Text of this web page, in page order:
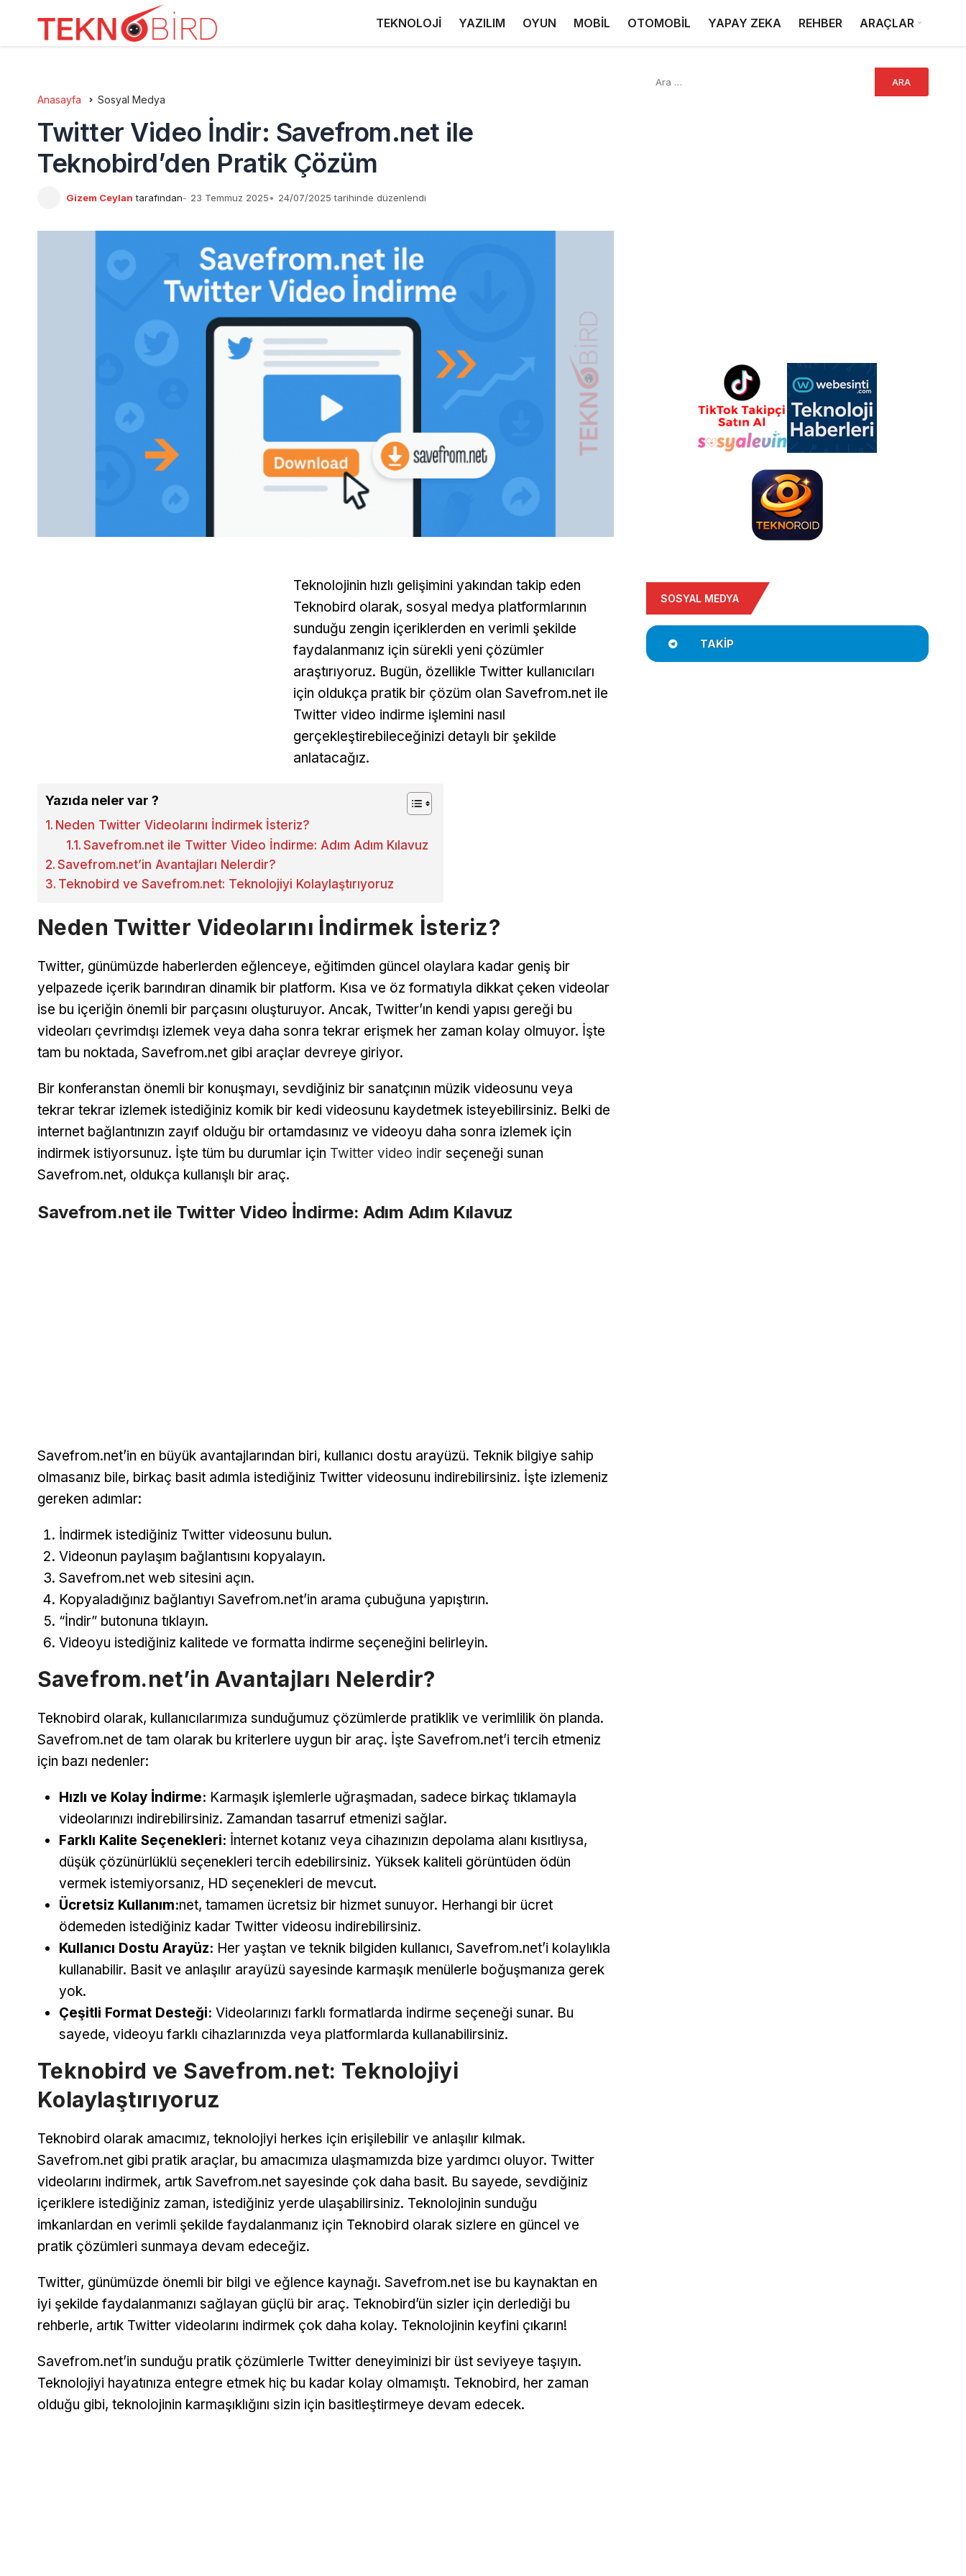
TEKNOLOJİ YAZILIM OYUN MOBİL OTOMOBİL YAPAY ZEKA REHBER ARAÇLAR
Anasayfa Sosyal Medya
Twitter Video İndir: Savefrom.net ile
Teknobird’den Pratik Çözüm
Gizem Ceylan tarafından 23 Temmuz 2025 24/07/2025 tarihinde düzenlendi
Teknolojinin hızlı gelişimini yakından takip eden
Teknobird olarak, sosyal medya platformlarının
sunduğu zengin içeriklerden en verimli şekilde
faydalanmanız için sürekli yeni çözümler
araştırıyoruz. Bugün, özellikle Twitter kullanıcıları
için oldukça pratik bir çözüm olan Savefrom.net ile
Twitter video indirme işlemini nasıl
gerçekleştirebileceğinizi detaylı bir şekilde
anlatacağız.
Yazıda neler var ?
Neden Twitter Videolarını İndirmek İsteriz?
Savefrom.net ile Twitter Video İndirme: Adım Adım Kılavuz
Savefrom.net’in Avantajları Nelerdir?
Teknobird ve Savefrom.net: Teknolojiyi Kolaylaştırıyoruz
Neden Twitter Videolarını İndirmek İsteriz?
Twitter, günümüzde haberlerden eğlenceye, eğitimden güncel olaylara kadar geniş bir
yelpazede içerik barındıran dinamik bir platform. Kısa ve öz formatıyla dikkat çeken videolar
ise bu içeriğin önemli bir parçasını oluşturuyor. Ancak, Twitter’ın kendi yapısı gereği bu
videoları çevrimdışı izlemek veya daha sonra tekrar erişmek her zaman kolay olmuyor. İşte
tam bu noktada, Savefrom.net gibi araçlar devreye giriyor.
Bir konferanstan önemli bir konuşmayı, sevdiğiniz bir sanatçının müzik videosunu veya
tekrar tekrar izlemek istediğiniz komik bir kedi videosunu kaydetmek isteyebilirsiniz. Belki de
internet bağlantınızın zayıf olduğu bir ortamdasınız ve videoyu daha sonra izlemek için
indirmek istiyorsunuz. İşte tüm bu durumlar için Twitter video indir seçeneği sunan
Savefrom.net, oldukça kullanışlı bir araç.
Savefrom.net ile Twitter Video İndirme: Adım Adım Kılavuz
Savefrom.net’in en büyük avantajlarından biri, kullanıcı dostu arayüzü. Teknik bilgiye sahip
olmasanız bile, birkaç basit adımla istediğiniz Twitter videosunu indirebilirsiniz. İşte izlemeniz
gereken adımlar:
İndirmek istediğiniz Twitter videosunu bulun.
Videonun paylaşım bağlantısını kopyalayın.
Savefrom.net web sitesini açın.
Kopyaladığınız bağlantıyı Savefrom.net’in arama çubuğuna yapıştırın.
“İndir” butonuna tıklayın.
Videoyu istediğiniz kalitede ve formatta indirme seçeneğini belirleyin.
Savefrom.net’in Avantajları Nelerdir?
Teknobird olarak, kullanıcılarımıza sunduğumuz çözümlerde pratiklik ve verimlilik ön planda.
Savefrom.net de tam olarak bu kriterlere uygun bir araç. İşte Savefrom.net’i tercih etmeniz
için bazı nedenler:
Hızlı ve Kolay İndirme: Karmaşık işlemlerle uğraşmadan, sadece birkaç tıklamayla
videolarınızı indirebilirsiniz. Zamandan tasarruf etmenizi sağlar.
Farklı Kalite Seçenekleri: İnternet kotanız veya cihazınızın depolama alanı kısıtlıysa,
düşük çözünürlüklü seçenekleri tercih edebilirsiniz. Yüksek kaliteli görüntüden ödün
vermek istemiyorsanız, HD seçenekleri de mevcut.
Ücretsiz Kullanım:net, tamamen ücretsiz bir hizmet sunuyor. Herhangi bir ücret
ödemeden istediğiniz kadar Twitter videosu indirebilirsiniz.
Kullanıcı Dostu Arayüz: Her yaştan ve teknik bilgiden kullanıcı, Savefrom.net’i kolaylıkla
kullanabilir. Basit ve anlaşılır arayüzü sayesinde karmaşık menülerle boğuşmanıza gerek
yok.
Çeşitli Format Desteği: Videolarınızı farklı formatlarda indirme seçeneği sunar. Bu
sayede, videoyu farklı cihazlarınızda veya platformlarda kullanabilirsiniz.
Teknobird ve Savefrom.net: Teknolojiyi
Kolaylaştırıyoruz
Teknobird olarak amacımız, teknolojiyi herkes için erişilebilir ve anlaşılır kılmak.
Savefrom.net gibi pratik araçlar, bu amacımıza ulaşmamızda bize yardımcı oluyor. Twitter
videolarını indirmek, artık Savefrom.net sayesinde çok daha basit. Bu sayede, sevdiğiniz
içeriklere istediğiniz zaman, istediğiniz yerde ulaşabilirsiniz. Teknolojinin sunduğu
imkanlardan en verimli şekilde faydalanmanız için Teknobird olarak sizlere en güncel ve
pratik çözümleri sunmaya devam edeceğiz.
Twitter, günümüzde önemli bir bilgi ve eğlence kaynağı. Savefrom.net ise bu kaynaktan en
iyi şekilde faydalanmanızı sağlayan güçlü bir araç. Teknobird’ün sizler için derlediği bu
rehberle, artık Twitter videolarını indirmek çok daha kolay. Teknolojinin keyfini çıkarın!
Savefrom.net’in sunduğu pratik çözümlerle Twitter deneyiminizi bir üst seviyeye taşıyın.
Teknolojiyi hayatınıza entegre etmek hiç bu kadar kolay olmamıştı. Teknobird, her zaman
olduğu gibi, teknolojinin karmaşıklığını sizin için basitleştirmeye devam edecek.
SOSYAL MEDYA
TAKIP